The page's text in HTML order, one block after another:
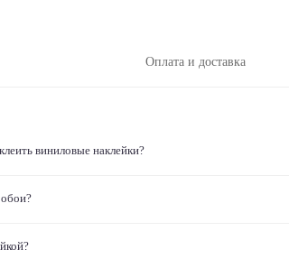
Оплата и доставка
виниловые наклейки?